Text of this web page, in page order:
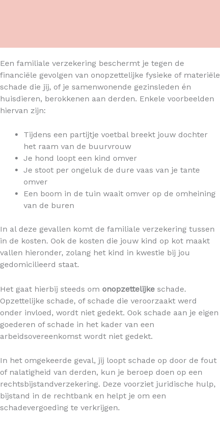
Een familiale verzekering beschermt je tegen de
financiële gevolgen van onopzettelijke fysieke of materiële
schade die jij, of je samenwonende gezinsleden én
huisdieren, berokkenen aan derden. Enkele voorbeelden
hiervan zijn:
Tijdens een partijtje voetbal breekt jouw dochter
het raam van de buurvrouw
Je hond loopt een kind omver
Je stoot per ongeluk de dure vaas van je tante
omver
Een boom in de tuin waait omver op de omheining
van de buren
In al deze gevallen komt de familiale verzekering tussen
in de kosten. Ook de kosten die jouw kind op kot maakt
vallen hieronder, zolang het kind in kwestie bij jou
gedomicilieerd staat.
Het gaat hierbij steeds om onopzettelijke schade.
Opzettelijke schade, of schade die veroorzaakt werd
onder invloed, wordt niet gedekt. Ook schade aan je eigen
goederen of schade in het kader van een
arbeidsovereenkomst wordt niet gedekt.
In het omgekeerde geval, jij loopt schade op door de fout
of nalatigheid van derden, kun je beroep doen op een
rechtsbijstandverzekering. Deze voorziet juridische hulp,
bijstand in de rechtbank en helpt je om een
schadevergoeding te verkrijgen.